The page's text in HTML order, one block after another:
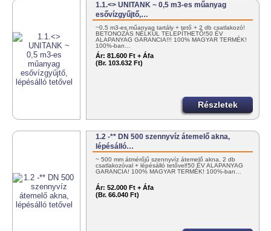
1.1.<> UNITANK ~ 0,5 m3-es műanyag
esővízgyűjtő,…
~0,5 m3-es műanyag tartály + tető + 2 db csatlakozó!
BETONOZÁS NÉLKÜL TELEPÍTHETŐ!50 ÉV
ALAPANYAG GARANCIA!!! 100% MAGYAR TERMÉK!
100%-ban…
Ár: 81.600 Ft + Áfa
(Br. 103.632 Ft)
Részletek
1.2 -** DN 500 szennyvíz átemelő akna,
lépésálló…
~ 500 mm átmérőjű szennyvíz átemelő akna, 2 db
csatlakozóval + lépésálló tetővel!50 ÉV ALAPANYAG
GARANCIA! 100% MAGYAR TERMÉK! 100%-ban…
Ár: 52.000 Ft + Áfa
(Br. 66.040 Ft)